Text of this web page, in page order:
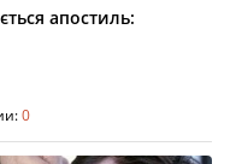
апостиль:
0